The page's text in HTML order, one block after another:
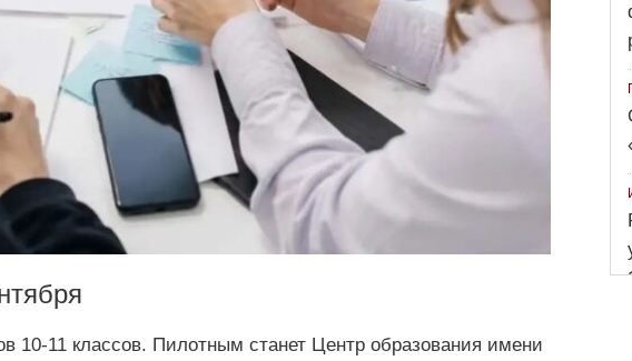
10-11 классов. Пилотным станет Центр образования имени